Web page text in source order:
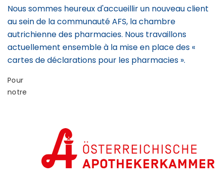
Nous sommes heureux d'accueillir un nouveau client
au sein de la communauté AFS, la chambre
autrichienne des pharmacies. Nous travaillons
actuellement ensemble à la mise en place des «
cartes de déclarations pour les pharmacies ».
Pour
notre